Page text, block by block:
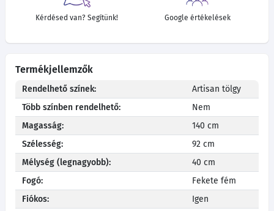
Kérdésed van? Segítünk! Google értékelések
Termékjellemzők
Rendelhető színek:
Artisan tölgy
Több színben rendelhető:
Nem
Magasság:
140 cm
Szélesség:
92 cm
Mélység (legnagyobb):
40 cm
Fogó:
Fekete fém
Fiókos:
Igen